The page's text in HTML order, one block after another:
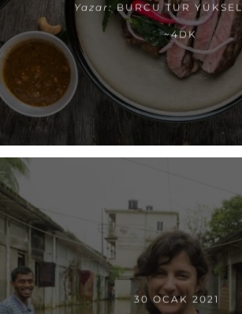
Yazar: BURCU TUR
~4DK
30 OCAK 2021